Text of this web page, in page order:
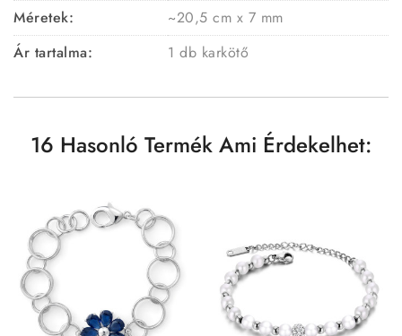
Méretek:
~20,5 cm x 7 mm
Ár tartalma:
1 db karkötő
16 Hasonló Termék Ami Érdekelhet: